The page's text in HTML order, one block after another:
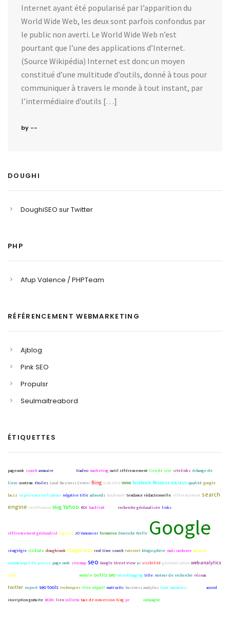
Internet ayant été popularisé par l’apparition du
World Wide Web, les deux sont parfois confondus par
le public non averti. Le World Wide Web n’est
pourtant que l’une des applications d’Internet.
(Source Wikipédia) Internet est donc un moyen
constitué d’une multitude d’outils, donné à tous pour
communiquer à travers le monde à tout instant, par
l’intermédiaire d’outils […]
by --
DOUGHI
DoughiSEO sur Twitter
PHP
Afup Valence / PHPTeam
RÉFÉRENCEMENT WEBMARKETING
Ajblog
Pink SEO
Propulsr
Seulmaitreabord
ÉTIQUETTES
pagerank search annuaire Viadeo marketing outil référencement lien de site sitelinks échange de
liens contenu étoiles Local Business Center Bing LinkedIn WWW facebook Réseaux sociaux qualité google
buzz expérience utilisateur négative title adwords bookmark tendance rédactionnelle référencement search
engine certification blog Yahoo ROI backlink recherche géolocalisée links
référencement géolocalisé logiciel JO Vancouver formation Deutsche Welle Google
stragtégie clicktale doughirank Google map real time search Internet blogosphère mats carduner adword
communiqué de presse page rank sitemap seo Google Street View ui visibilité géolocalisation web-analytics
stars mobile outils seo microblogging title moteur de recherche réseau
twitter expert seo tools techniques titre négatif matt cutts business analytics look raccourcis accord
inscription gratuite BOBs lien collecta taux de conversion Xing pr campagne